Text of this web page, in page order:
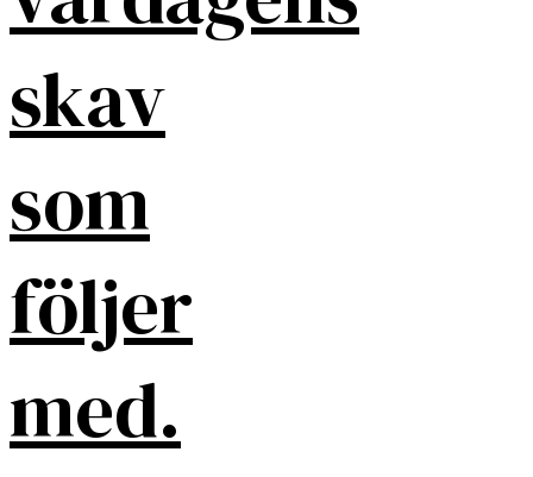
skav
som
följer
med.